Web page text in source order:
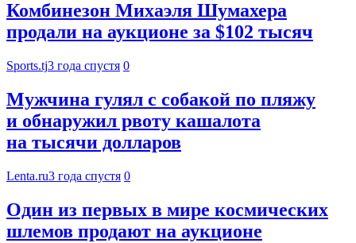
Комбинезон Михаэля Шумахера
продали на аукционе за $102 тысяч
Sports.tj3 года спустя 0
Мужчина гулял с собакой по пляжу
и обнаружил рвоту кашалота
на тысячи долларов
Lenta.ru3 года спустя 0
Один из первых в мире космических
шлемов продают на аукционе